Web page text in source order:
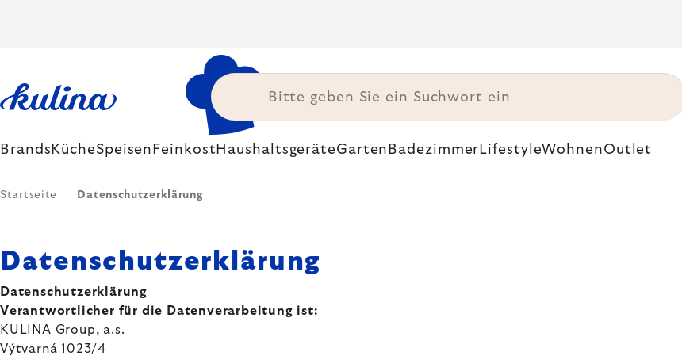
Brands KücheSpeisen FeinkostHaushaltsgeräteGarten Badezimmer LifestyleWohnenOutlet
Startseite Datenschutzerklärung
Datenschutzerklärung
Datenschutzerklärung
Verantwortlicher für die Datenverarbeitung ist:
KULINA Group, a.s.
Výtvarná 1023/4